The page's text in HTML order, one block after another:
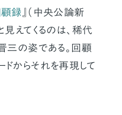
録 』（中央公論新
見えてくるのは、稀代
三の姿である。回顧
ドからそれを再現して